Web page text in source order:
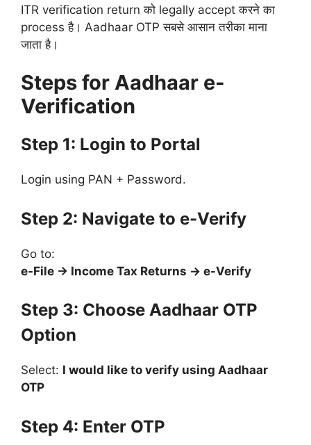
ITR verification return को legally accept करने का
process है। Aadhaar OTP सबसे आसान तरीका माना
जाता है।
Steps for Aadhaar e-
Verification
Step 1: Login to Portal
Login using PAN + Password.
Step 2: Navigate to e-Verify
Go to:
e-File → Income Tax Returns → e-Verify
Step 3: Choose Aadhaar OTP
Option
Select: I would like to verify using Aadhaar
OTP
Step 4: Enter OTP